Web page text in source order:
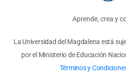
Aprende, crea y
La Universidad del Magdalena está
por el Ministerio de Educación
Términos y